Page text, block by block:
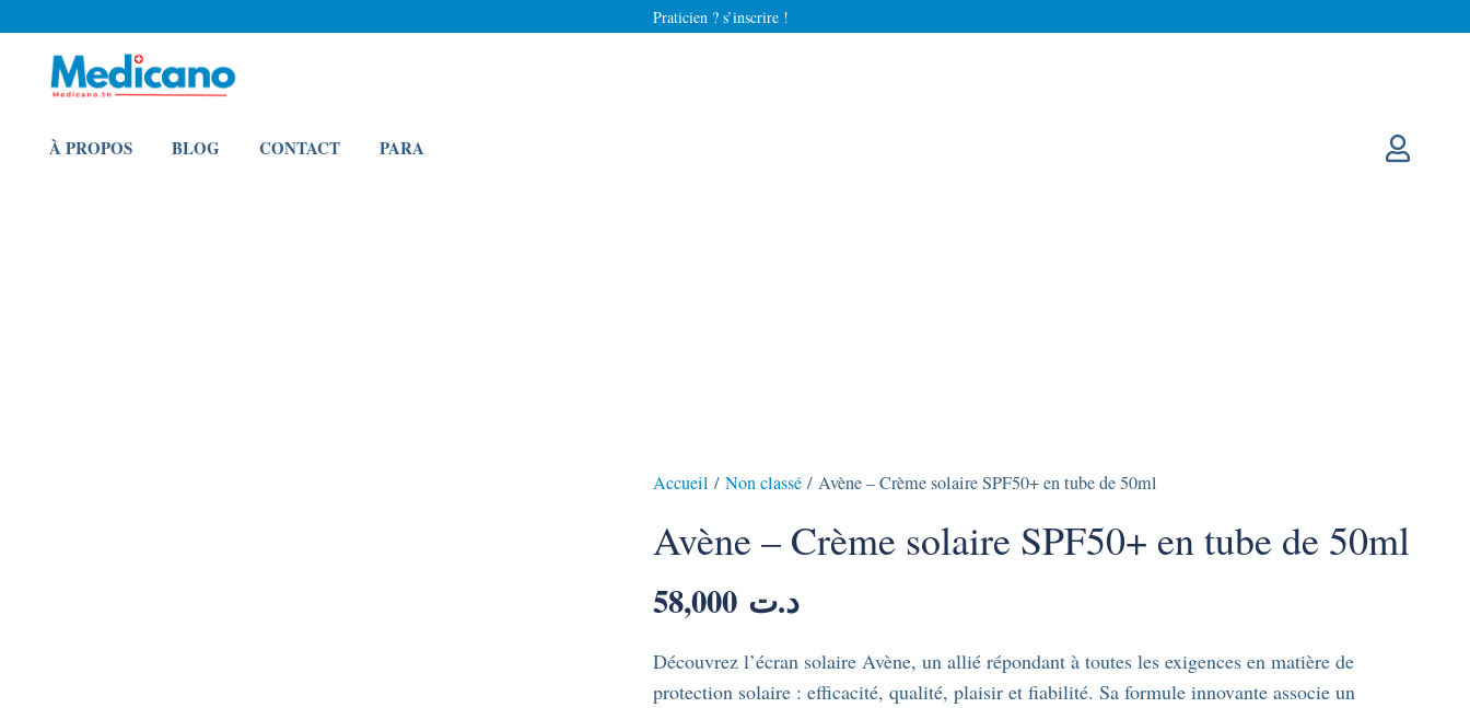
Praticien ? s’inscrire !
À PROPOS BLOG CONTACT PARA
Accueil / Non classé/ Avène – Crème solaire SPF50+ en tube de 50ml
Avène – Crème solaire SPF50+ en tube de 50ml
د.ت 58,000
Découvrez l’écran solaire Avène, un allié répondant à toutes les exigences en matière de
protection solaire : efficacité, qualité, plaisir et fiabilité. Sa formule innovante associe un